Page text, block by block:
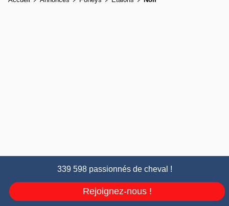
339 598 passionnés de cheval !
Rejoignez-nous !